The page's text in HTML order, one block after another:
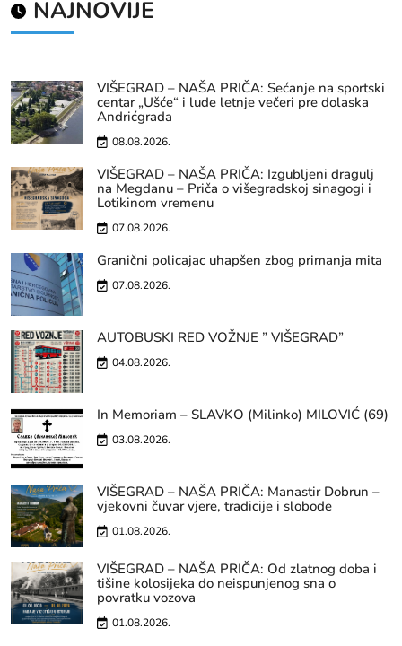
NAJNOVIJE
VIŠEGRAD – NAŠA PRIČA: Sećanje na sportski
centar „Ušće“ i lude letnje večeri pre dolaska
Andrićgrada
08.08.2026.
VIŠEGRAD – NAŠA PRIČA: Izgubljeni dragulj
na Megdanu – Priča o višegradskoj sinagogi i
Lotikinom vremenu
07.08.2026.
Granični policajac uhapšen zbog primanja mita
07.08.2026.
AUTOBUSKI RED VOŽNJE ” VIŠEGRAD”
04.08.2026.
In Memoriam – SLAVKO (Milinko) MILOVIĆ (69)
03.08.2026.
VIŠEGRAD – NAŠA PRIČA: Manastir Dobrun –
vjekovni čuvar vjere, tradicije i slobode
01.08.2026.
VIŠEGRAD – NAŠA PRIČA: Od zlatnog doba i
tišine kolosijeka do neispunjenog sna o
povratku vozova
01.08.2026.